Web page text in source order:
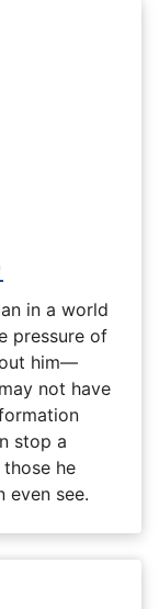
in a world
pressure of
him—
not have
stop a
he
even see.